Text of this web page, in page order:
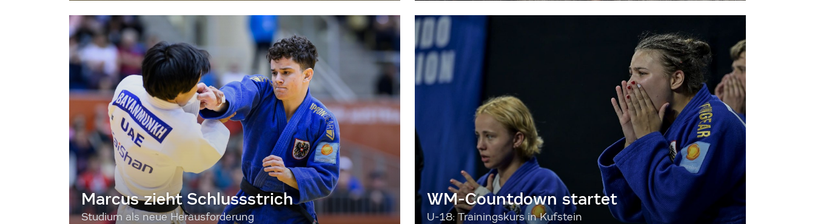
Marcus zieht Schlussstrich
Studium als neue Herausforderung
WM-Countdown startet
U-18: Trainingskurs in Kufstein